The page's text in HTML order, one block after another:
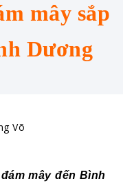
mây sắp
Dương
Võ
mây đến Bình